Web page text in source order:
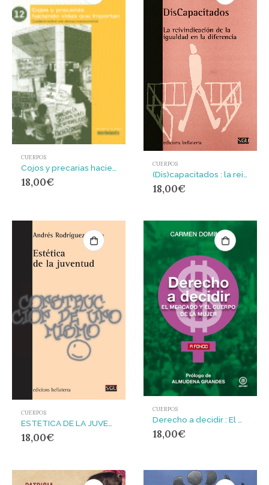
CUERPOS
18,00€
CUERPOS
18,00€
CUERPOS
ESTETICA DE LA JUVENTUD
18,00€
CUERPOS
18,00€